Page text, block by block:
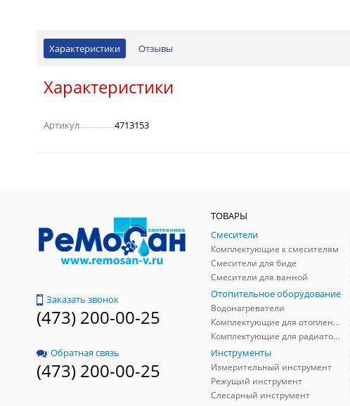
Характеристики Отзывы
Характеристики
Артикул 4713153
Заказать звонок
(473) 200-00-25
Обратная связь
(473) 200-00-25
ТОВАРЫ
Смесители
Комплектующие к смесителям
Смесители для биде
Смесители для ванной
Отопительное оборудование
Водонагреватели
Комплектующие для отопления
Комплектующие для радиаторов
Инструменты
Измерительный инструмент
Режущий инструмент
Слесарный инструмент